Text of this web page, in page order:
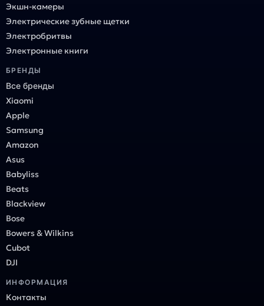
Экшн-камеры
Электрические зубные щетки
Электробритвы
Электронные книги
БРЕНДЫ
Все бренды
Xiaomi
Apple
Samsung
Amazon
Asus
Babyliss
Beats
Blackview
Bose
Bowers & Wilkins
Cubot
DJI
ИНФОРМАЦИЯ
Контакты